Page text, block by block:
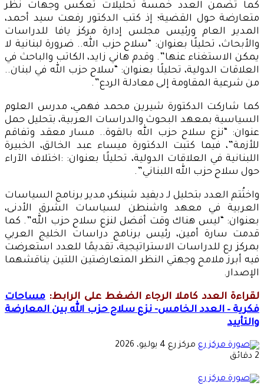
كما تضمن العدد خمسة تحليلات تعكس وجهات نظر
متعارضة حول القضية؛ إذ كتب الدكتور رفعت سيد أحمد،
المدير العام ورئيس مجلس إدارة مركز يافا للدراسات
والأبحاث، تحليلًا بعنوان: “سلاح حزب الله.. ضرورة لبنانية لا
يمكن الاستغناء عنها”. وقدم هاني زايد، الكاتب والباحث في
العلاقات الدولية، تحليلًا بعنوان: “سلاح حزب الله في لبنان..
من شرعية المقاومة إلى معادلة الردع”.
كما شاركت الدكتورة شيرين محمد فهمي، مدرس العلوم
السياسية بمعهد البحوث والدراسات العربية، بتحليل حمل
عنوان: “نزع سلاح حزب الله بالقوة.. مسار معقد وتفاقم
للأزمة”، فيما كتبت الدكتورة ميساء عبد الخالق، الخبيرة
اللبنانية في العلاقات الدولية، تحليلًا بعنوان: :اختلاف الآراء
حول سلاح حزب الله اللبناني”.
واختُتم العدد بتحليل لـ ديفيد شينكر، مدير برنامج السياسات
العربية في معهد واشنطن لسياسات الشرق الأدنى،
بعنوان: “ليس هناك وقت أفضل لنزع سلاح حزب الله”. كما
قدمت سارة أمين، رئيس برنامج دراسات الخليج العربي
بمركز رع للدراسات الاستراتيجية، تقديمًا للعدد استعرضت
فيه أبرز ملامح وجهتي النظر المتعارضتين اللتين يناقشهما
الإصدار.
لقراءة العدد كاملا الرجاء الضغط على الرابط: مساحات
فكرية – العدد الخامس- نزع سلاح حزب الله بين المعارضة
والتأييد
مركز رع أرسل
4 يوليو، 2026
2 دقائق